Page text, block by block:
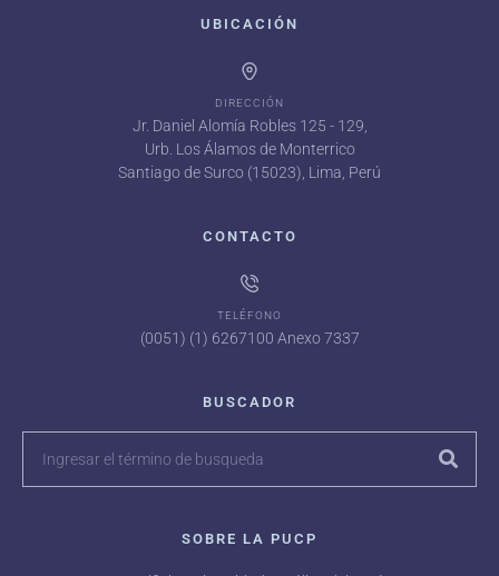
UBICACIÓN
DIRECCIÓN
Jr. Daniel Alomía Robles 125 - 129,
Urb. Los Álamos de Monterrico
Santiago de Surco (15023), Lima, Perú
CONTACTO
TELÉFONO
(0051) (1) 6267100 Anexo 7337
BUSCADOR
SOBRE LA PUCP